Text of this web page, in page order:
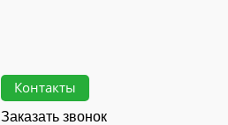
Контакты
Заказать звонок